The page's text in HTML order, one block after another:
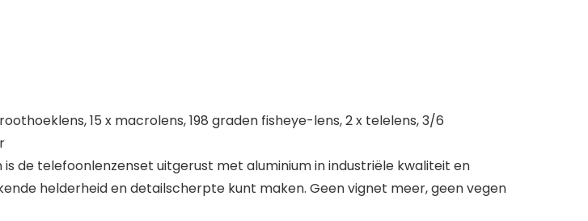
15 x macrolens, 198 graden fisheye-lens, 2 x telelens, 3/6
de telefoonlenzenset uitgerust met aluminium in industriële kwaliteit en
helderheid en detailscherpte kunt maken. Geen vignet meer, geen vegen